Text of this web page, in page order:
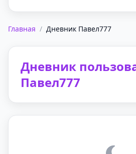
Главная / Дневник Павел777
Дневник
Павел777